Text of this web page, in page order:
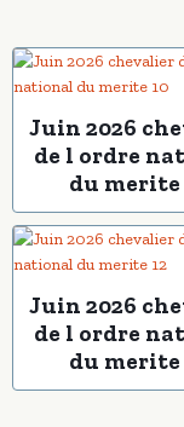
Juin 2026
de l ordre
du merite
Juin 2026
de l ordre
du merite